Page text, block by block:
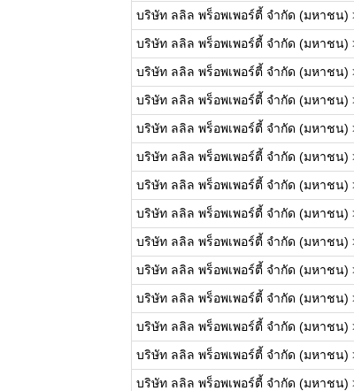
บริษัท ลลิล พร็อพเพอร์ตี้ จำกัด (มหาชน)
บริษัท ลลิล พร็อพเพอร์ตี้ จำกัด (มหาชน)
บริษัท ลลิล พร็อพเพอร์ตี้ จำกัด (มหาชน)
บริษัท ลลิล พร็อพเพอร์ตี้ จำกัด (มหาชน)
บริษัท ลลิล พร็อพเพอร์ตี้ จำกัด (มหาชน)
บริษัท ลลิล พร็อพเพอร์ตี้ จำกัด (มหาชน)
บริษัท ลลิล พร็อพเพอร์ตี้ จำกัด (มหาชน)
บริษัท ลลิล พร็อพเพอร์ตี้ จำกัด (มหาชน)
บริษัท ลลิล พร็อพเพอร์ตี้ จำกัด (มหาชน)
บริษัท ลลิล พร็อพเพอร์ตี้ จำกัด (มหาชน)
บริษัท ลลิล พร็อพเพอร์ตี้ จำกัด (มหาชน)
บริษัท ลลิล พร็อพเพอร์ตี้ จำกัด (มหาชน)
บริษัท ลลิล พร็อพเพอร์ตี้ จำกัด (มหาชน)
บริษัท ลลิล พร็อพเพอร์ตี้ จำกัด (มหาชน)